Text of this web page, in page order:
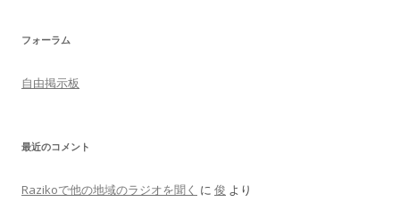
フォーラム
自由掲示板
最近のコメント
Razikoで他の地域のラジオを聞く に 俊 より